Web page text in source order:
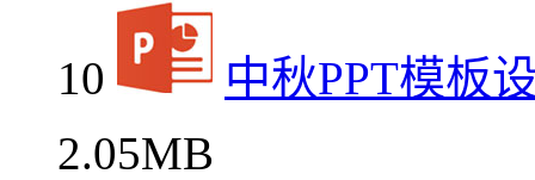
10
中秋PPT模板
2.05MB